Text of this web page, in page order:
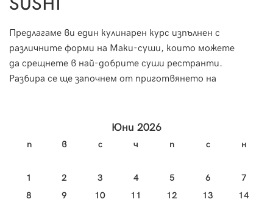
SUSHI
Предлагаме ви един кулинарен курс изпълнен с
различните форми на Маки-суши, които можете
да срещнете в най-добрите суши рестранти.
Разбира се ще започнем от приготвянето на
Юни 2026
п в с ч п с н
1 2 3 4 5 6
7
8
9 10 11 12 13
14